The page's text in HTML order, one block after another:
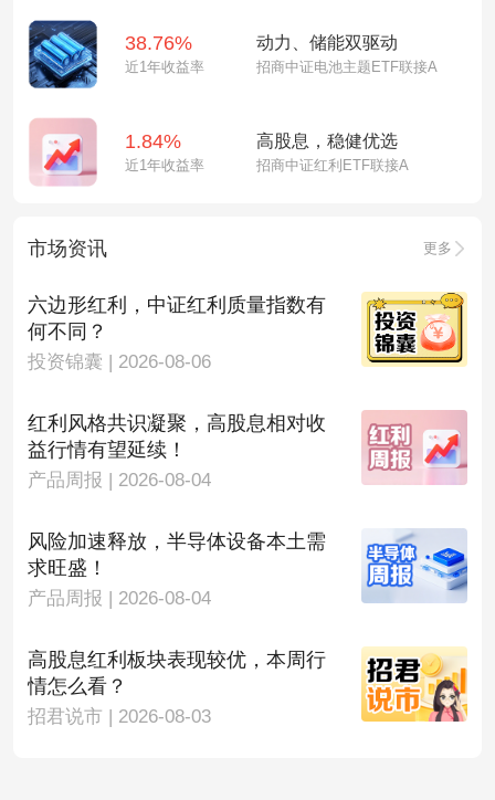
38.76%
近1年收益率
动力、储能双驱动
招商中证电池主题ETF联接A
1.84%
近1年收益率
高股息，稳健优选
招商中证红利ETF联接A
市场资讯 更多
六边形红利，中证红利质量指数有
何不同？
投资锦囊 | 2026-08-06
红利风格共识凝聚，高股息相对收
益行情有望延续！
产品周报 | 2026-08-04
风险加速释放，半导体设备本土需
求旺盛！
产品周报 | 2026-08-04
高股息红利板块表现较优，本周行
情怎么看？
招君说市 | 2026-08-03